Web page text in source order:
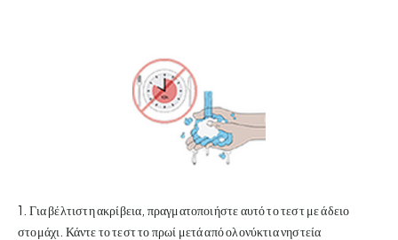
1. Για βέλτιστη ακρίβεια, πραγματοποιήστε αυτό το τεστ με άδειο
στομάχι. Κάντε το τεστ το πρωί μετά από ολονύκτια νηστεία